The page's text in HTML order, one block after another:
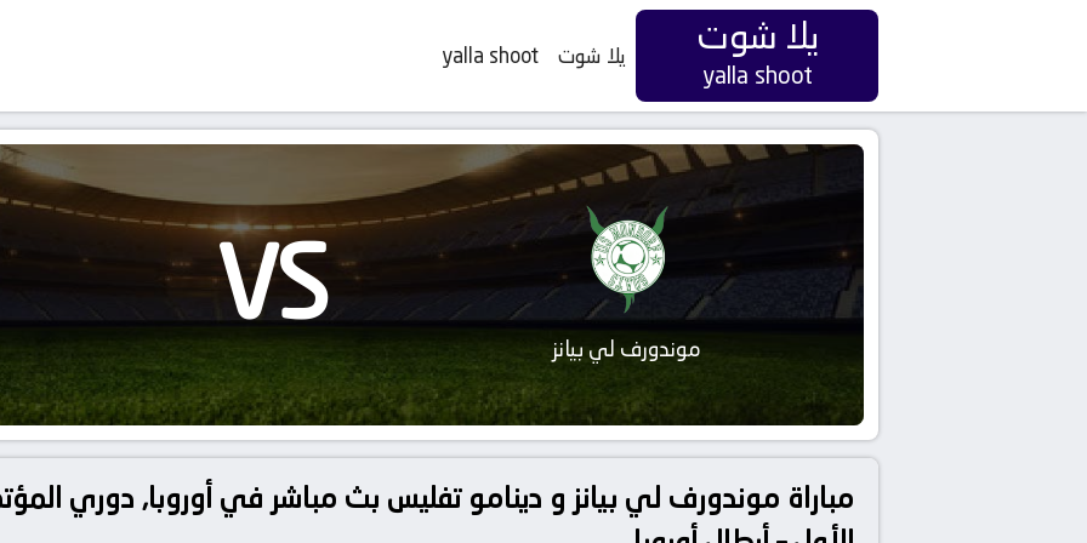
يلا شوت
yalla shoot
يلا شوت yalla shoot
موندورف لي بيانز VS
مباراة موندورف لي بيانز و دينامو تفليس بث مباشر في أوروبا, دوري